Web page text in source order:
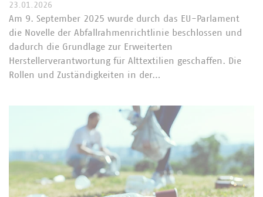
23.01.2026
Am 9. September 2025 wurde durch das EU-Parlament
die Novelle der Abfallrahmenrichtlinie beschlossen und
dadurch die Grundlage zur Erweiterten
Herstellerverantwortung für Alttextilien geschaffen. Die
Rollen und Zuständigkeiten in der…